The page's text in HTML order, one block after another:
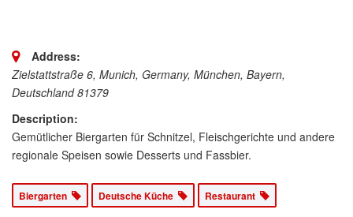
Address:
Zielstattstraße 6, Munich, Germany, München, Bayern,
Deutschland 81379
Description:
Gemütlicher Biergarten für Schnitzel, Fleischgerichte und andere
regionale Speisen sowie Desserts und Fassbier.
Biergarten Deutsche Küche Restaurant